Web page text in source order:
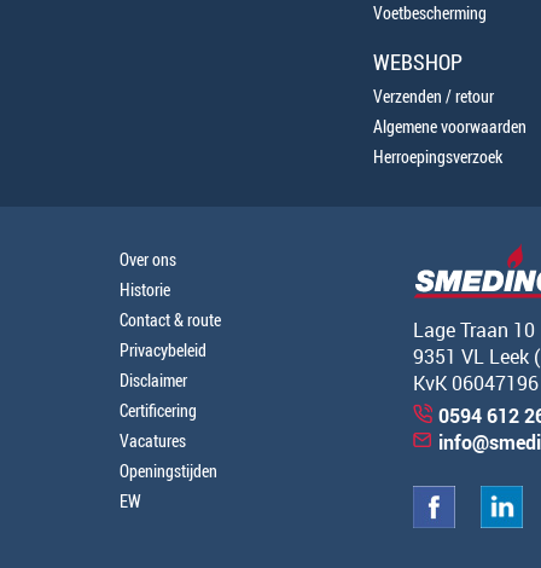
Voetbescherming
WEBSHOP
Verzenden / retour
Algemene voorwaarden
Herroepingsverzoek
Over ons
Historie
Contact & route
Privacybeleid
Disclaimer
Certificering
Vacatures
Openingstijden
EW
Lage Traan 10
9351 VL Leek
KvK 06047196
0594 612